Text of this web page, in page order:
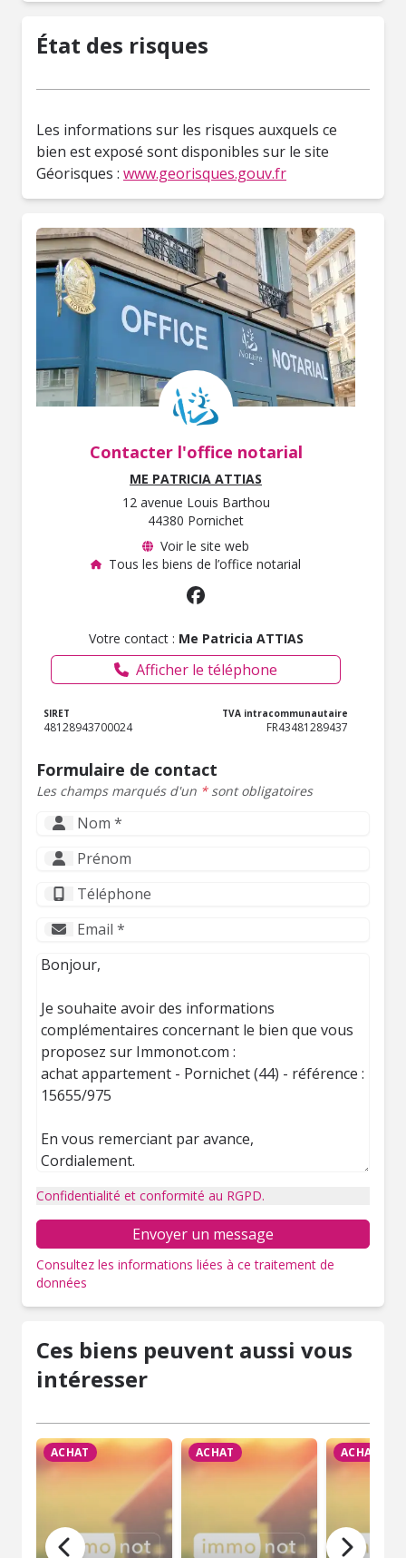
État des risques
Les informations sur les risques auxquels ce
bien est exposé sont disponibles sur le site
Géorisques : www.georisques.gouv.fr
Contacter l'office notarial
ME PATRICIA ATTIAS
12 avenue Louis Barthou
44380 Pornichet
Voir le site web
Tous les biens de l’office notarial
Votre contact : Me Patricia ATTIAS
Afficher le téléphone
SIRET
48128943700024
TVA intracommunautaire
FR43481289437
Formulaire de contact
Les champs marqués d'un *sont obligatoires
Confidentialité et conformité au RGPD.
Envoyer un message
Consultez les informations liées à ce traitement de
données
Ces biens peuvent aussi vous
intéresser
ACHAT ACHAT ACHAT